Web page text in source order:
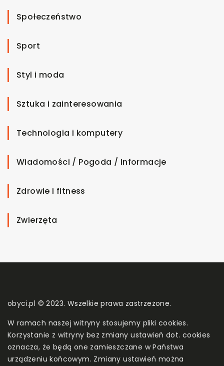
Społeczeństwo
Sport
Styl i moda
Sztuka i zainteresowania
Technologia i komputery
Wiadomości / Pogoda / Informacje
Zdrowie i fitness
Zwierzęta
obyci.pl © 2023. Wszelkie prawa zastrzeżone.
W ramach naszej witryny stosujemy pliki cookies.
Korzystanie z witryny bez zmiany ustawień dot. cookies
oznacza, że będą one zamieszczane w Państwa
urządzeniu końcowym. Zmiany ustawień można